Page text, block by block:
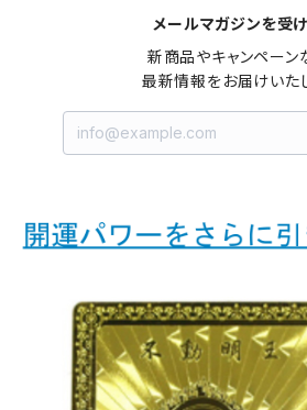
メールマガジンを受
新商品やキャンペーン
最新情報をお届けいた